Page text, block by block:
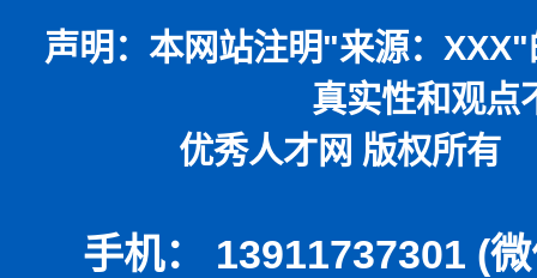
声明：本网站注明"来源： XXX"
真实性和观点
优秀人才网 版权所有 本网
手机： 13911737301 (